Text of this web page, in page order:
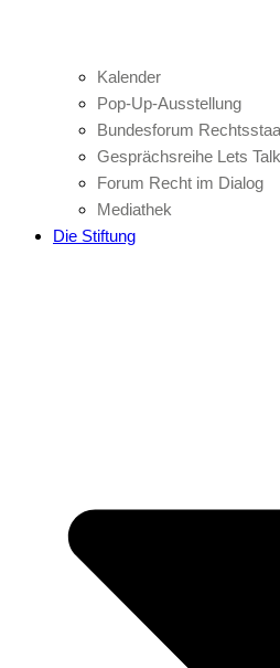
Kalender
Pop-Up-Ausstellung
Bundesforum
Gesprächsreihe Lets
Forum Recht im Dialog
Mediathek
Die Stiftung